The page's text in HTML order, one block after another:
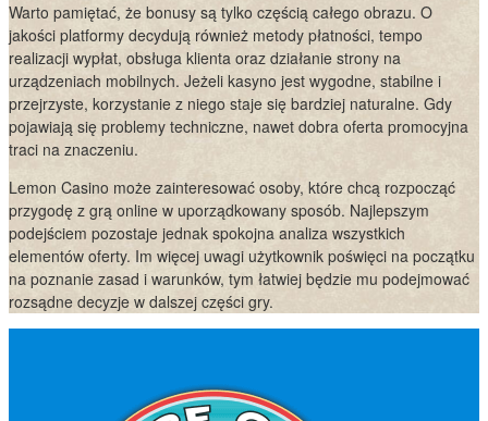
Warto pamiętać, że bonusy są tylko częścią całego obrazu. O
jakości platformy decydują również metody płatności, tempo
realizacji wypłat, obsługa klienta oraz działanie strony na
urządzeniach mobilnych. Jeżeli kasyno jest wygodne, stabilne i
przejrzyste, korzystanie z niego staje się bardziej naturalne. Gdy
pojawiają się problemy techniczne, nawet dobra oferta promocyjna
traci na znaczeniu.
Lemon Casino może zainteresować osoby, które chcą rozpocząć
przygodę z grą online w uporządkowany sposób. Najlepszym
podejściem pozostaje jednak spokojna analiza wszystkich
elementów oferty. Im więcej uwagi użytkownik poświęci na początku
na poznanie zasad i warunków, tym łatwiej będzie mu podejmować
rozsądne decyzje w dalszej części gry.